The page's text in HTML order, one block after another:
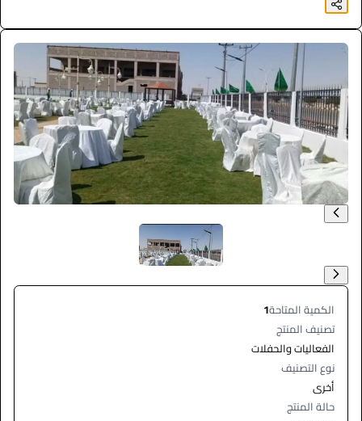
الكمية المتاحة1
تصنيف المنتج
الفعاليات والحفلات
نوع التصنيف
أخرى
حالة المنتج